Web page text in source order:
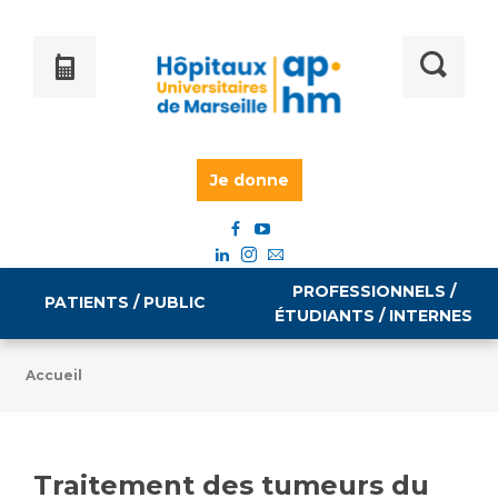
Je donne
PATIENTS / PUBLIC
PROFESSIONNELS /
ÉTUDIANTS / INTERNES
Emploi / formation
Accueil
Traitement des tumeurs du